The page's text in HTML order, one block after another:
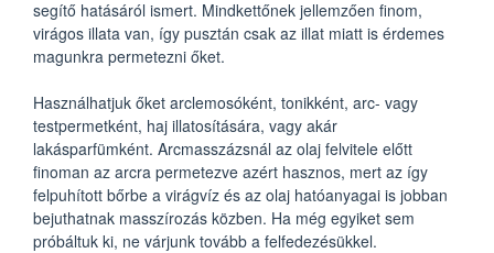
segítő hatásáról ismert. Mindkettőnek jellemzően finom,
virágos illata van, így pusztán csak az illat miatt is érdemes
magunkra permetezni őket.
Használhatjuk őket arclemosóként, tonikként, arc- vagy
testpermetként, haj illatosítására, vagy akár
lakásparfümként. Arcmasszázsnál az olaj felvitele előtt
finoman az arcra permetezve azért hasznos, mert az így
felpuhított bőrbe a virágvíz és az olaj hatóanyagai is jobban
bejuthatnak masszírozás közben. Ha még egyiket sem
próbáltuk ki, ne várjunk tovább a felfedezésükkel.